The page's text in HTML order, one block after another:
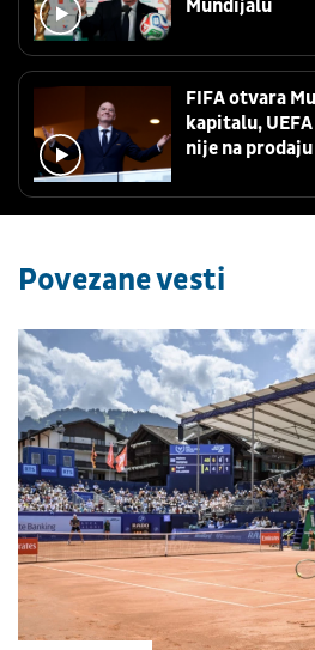
Mundijalu
FIFA otvara
kapitalu,
nije na prodaju
Povezane vesti